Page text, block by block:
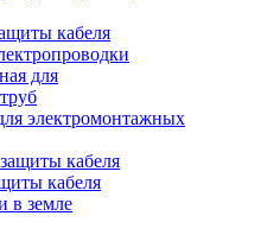
кабеля
для
электромонтажных
кабеля
кабеля
в земле